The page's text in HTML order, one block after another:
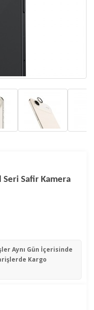
Seri Safir Kamera
Aynı Gün İçerisinde
Kargo